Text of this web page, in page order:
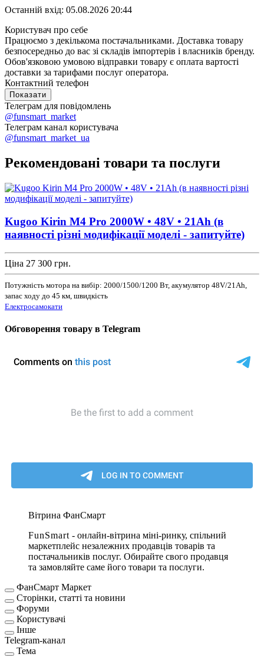
Останній вхід: 05.08.2026 20:44
Користувач про себе
Працюємо з декількома постачальниками. Доставка товару
безпосередньо до вас зі складів імпортерів і власників бренду.
Обов'язковою умовою відправки товару є оплата вартості
доставки за тарифами послуг оператора.
Контактний телефон
Показати
Телеграм для повідомлень
@funsmart_market
Телеграм канал користувача
@funsmart_market_ua
Рекомендовані товари та послуги
Kugoo Kirin M4 Pro 2000W • 48V • 21Ah (в
наявності різні модифікації моделі - запитуйте)
Ціна 27 300 грн.
Потужність мотора на вибір: 2000/1500/1200 Вт, акумулятор 48V/21Ah,
запас ходу до 45 км, швидкість
Електросамокати
Обговорення товару в Telegram
Вітрина ФанСмарт
FunSmart - онлайн-вітрина міні-ринку, спільний
маркетплейс незалежних продавців товарів та
постачальників послуг. Обирайте свого продавця
та замовляйте саме його товари та послуги.
ФанСмарт Маркет
Сторінки, статті та новини
Форуми
Користувачі
Інше
Telegram-канал
Тема